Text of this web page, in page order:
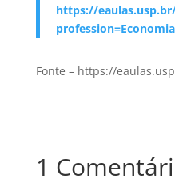
https://
profession=Economia
Fonte – https://
1